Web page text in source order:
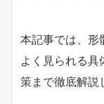
本記事では、形
よく見られる
策まで徹底解説